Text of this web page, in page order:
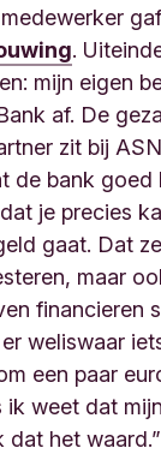
.
mijn eigen
af. De
zit bij
de bank goed
je precies
gaat. Dat
maar
financieren
weliswaar
een paar
ik weet dat
dat het waard.”